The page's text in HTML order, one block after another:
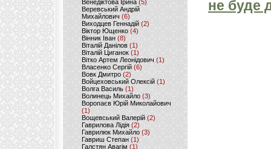
Венедіктова Ірина(5)
Веревський Андрій
Михайлович (6)
Виходцев Геннадій (2)
Віктор Ющенко (4)
Вінник Іван (8)
Віталій Данілов (1)
Віталій Циганок (1)
Вітко Артем Леонідович(1)
Власенко Сергій (6)
Вовк Дмитро(2)
Войцеховський Олексій(1)
Волга Василь (1)
Волинець Михайло (3)
Воропаєв Юрій Миколайович
(1)
Вощевський Валерій(2)
Гаврилова Лідія (2)
Гаврилюк Михайло (3)
Гавриш Степан (1)
Галстян Авагім (1)
не буде